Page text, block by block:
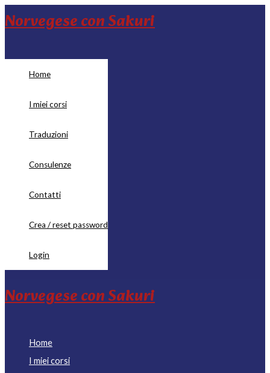
Vai
al
contenuto
Norvegese con Sakuri
Home
I miei corsi
Traduzioni
Consulenze
Contatti
Crea / reset password
Login
Norvegese con Sakuri
Home
I miei corsi